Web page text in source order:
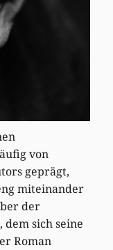
von
geprägt,
miteinander
der
dem sich seine
Roman